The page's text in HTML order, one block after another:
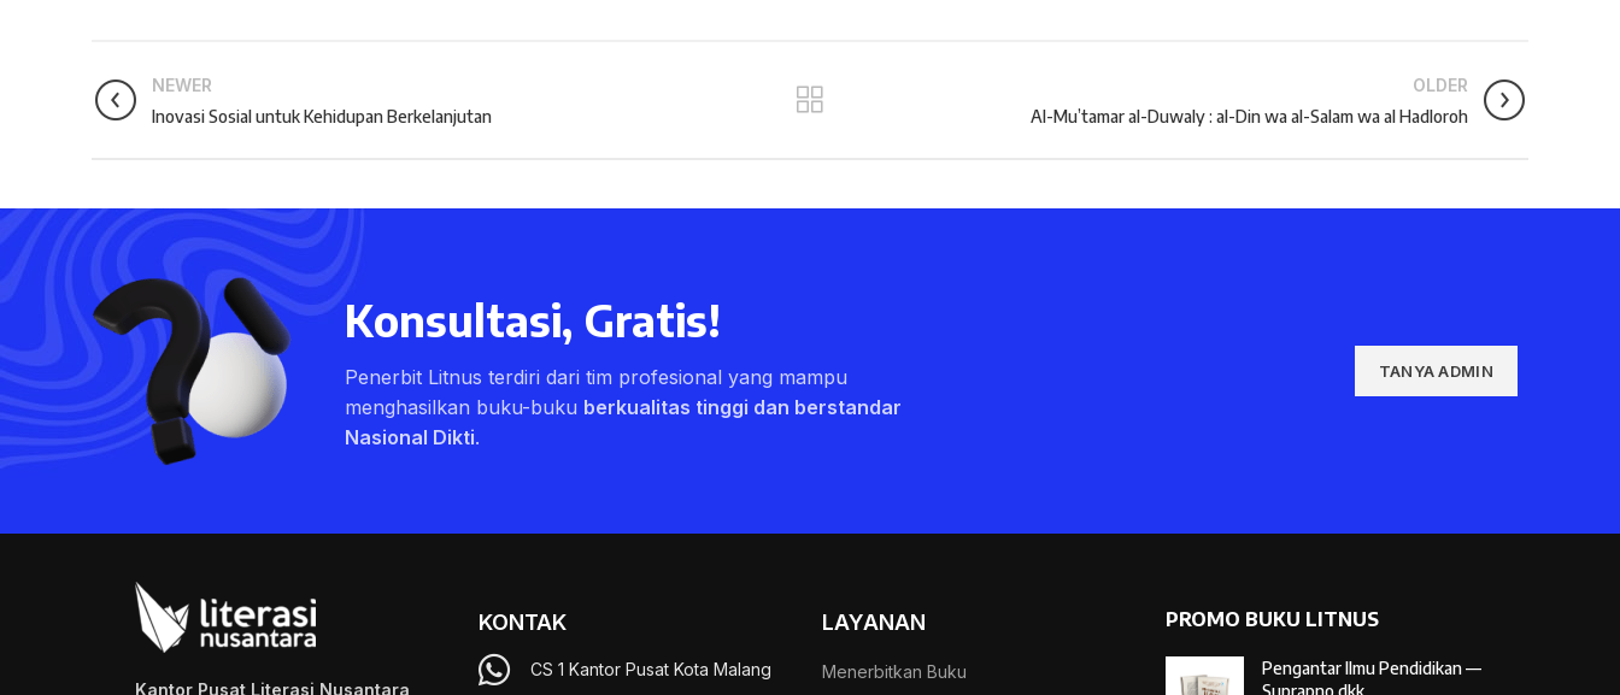
NEWER
Inovasi Sosial untuk Kehidupan Berkelanjutan
OLDER
Al-Mu’tamar al-Duwaly : al-Din wa al-Salam wa al Hadloroh
Konsultasi, Gratis!
Penerbit Litnus terdiri dari tim profesional yang mampu
menghasilkan buku-buku berkualitas tinggi dan berstandar
Nasional Dikti.
TANYA ADMIN
Kantor Pusat Literasi Nusantara
KONTAK
CS 1 Kantor Pusat Kota Malang
LAYANAN
Menerbitkan Buku
PROMO BUKU LITNUS
Pengantar Ilmu Pendidikan —
Suprapno dkk